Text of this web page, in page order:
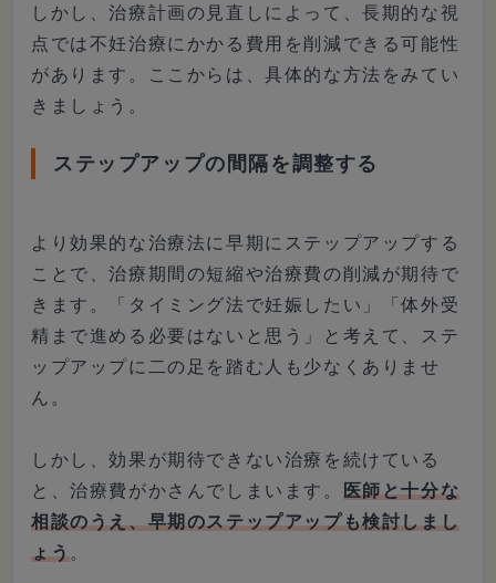
しかし、治療計画の見直しによって、長期的な視
点では不妊治療にかかる費用を削減できる可能性
があります。ここからは、具体的な方法をみてい
きましょう。
ステップアップの間隔を調整する
より効果的な治療法に早期にステップアップする
ことで、治療期間の短縮や治療費の削減が期待で
きます。「タイミング法で妊娠したい」「体外受
精まで進める必要はないと思う」と考えて、ステ
ップアップに二の足を踏む人も少なくありませ
ん。
しかし、効果が期待できない治療を続けている
と、治療費がかさんでしまいます。 医師と十分な
相談のうえ、早期のステップアップも検討しまし
ょう。